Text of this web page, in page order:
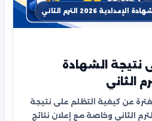
2026 الترم الثاني
نتيجة الشهادة
عن كيفية التظلم على نتيجة
الإعدادية 2026 الترم الثاني وخاصة مع إعلان نتائج